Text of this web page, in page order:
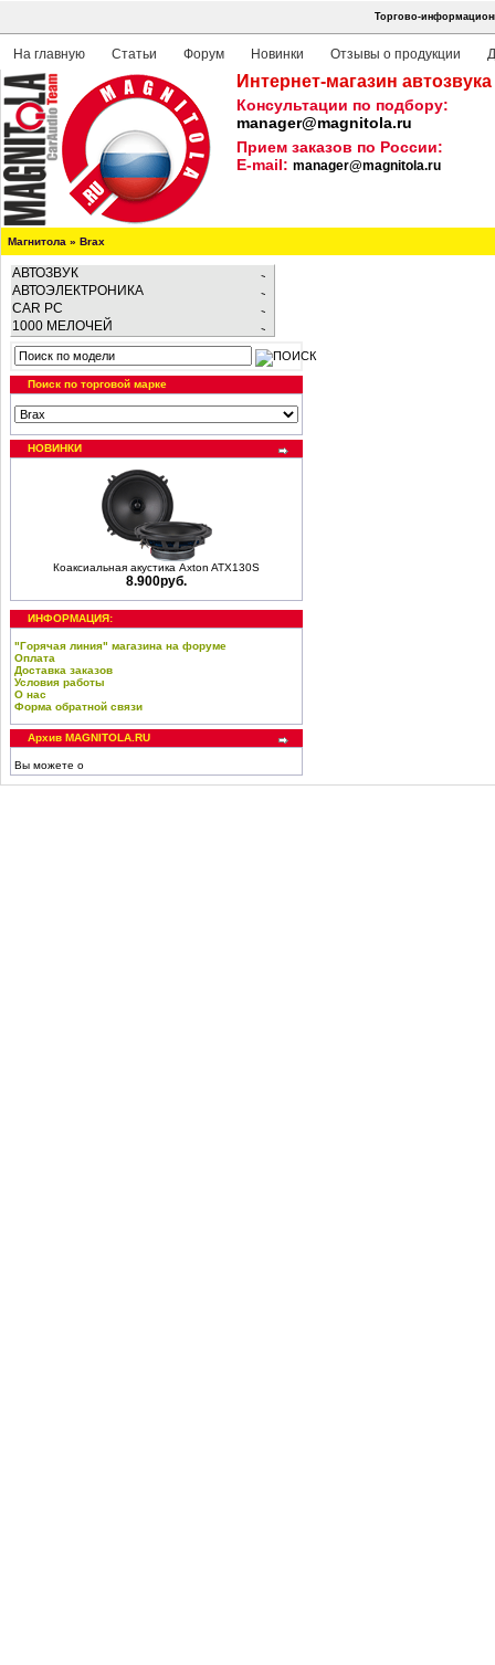
Торгово-
На главную Статьи Форум Новинки Отзывы о продукции
Интернет-магазин
Консультации по подбору:
manager@magnitola.ru
Прием заказов по России:
E-mail: manager@magnitola.ru
Магнитола » Brax
АВТОЗВУК
АВТОЭЛЕКТРОНИКА
CAR PC
1000 МЕЛОЧЕЙ
Поиск по торговой марке
НОВИНКИ
Коаксиальная акустика Axton ATX130S
8.900руб.
ИНФОРМАЦИЯ:
"Горячая линия" магазина на форуме
Оплата
Доставка заказов
Условия работы
О нас
Форма обратной связи
Архив MAGNITOLA.RU
Вы можете о